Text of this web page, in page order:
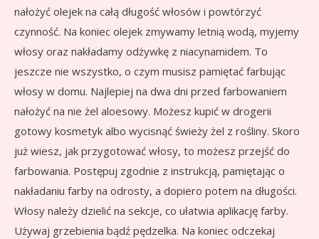
nałożyć olejek na całą długość włosów i powtórzyć
czynność. Na koniec olejek zmywamy letnią wodą, myjemy
włosy oraz nakładamy odżywkę z niacynamidem. To
jeszcze nie wszystko, o czym musisz pamiętać farbując
włosy w domu. Najlepiej na dwa dni przed farbowaniem
nałożyć na nie żel aloesowy. Możesz kupić w drogerii
gotowy kosmetyk albo wycisnąć świeży żel z rośliny. Skoro
już wiesz, jak przygotować włosy, to możesz przejść do
farbowania. Postępuj zgodnie z instrukcją, pamiętając o
nakładaniu farby na odrosty, a dopiero potem na długości.
Włosy należy dzielić na sekcje, co ułatwia aplikację farby.
Używaj grzebienia bądź pędzelka. Na koniec odczekaj